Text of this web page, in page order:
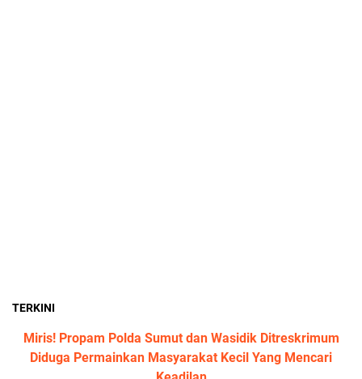
TERKINI
Miris! Propam Polda Sumut dan Wasidik Ditreskrimum
Diduga Permainkan Masyarakat Kecil Yang Mencari